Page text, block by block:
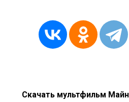
Скачать мультфильм